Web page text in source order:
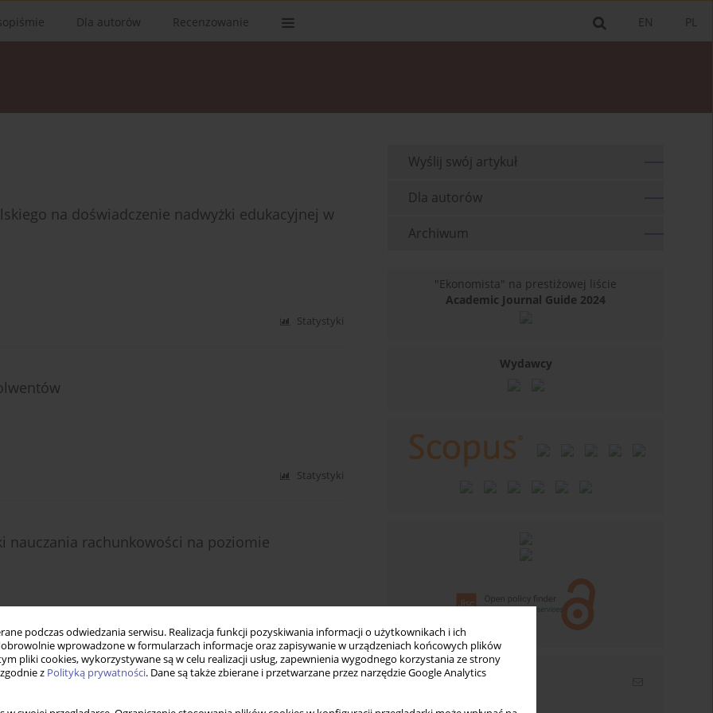
podczas odwiedzania serwisu. Realizacja funkcji pozyskiwania informacji o użytkownikach i ich
wprowadzone w formularzach informacje oraz zapisywanie w urządzeniach końcowych plików
pliki cookies, wykorzystywane są w celu realizacji usług, zapewnienia wygodnego korzystania ze strony
z Polityką prywatności. Dane są także zbierane i przetwarzane przez narzędzie Google Analytics
PL
EN
Dla autorów Recenzowanie
na doświadczenie nadwyżki edukacyjnej w
Statystyki
Statystyki
nauczania rachunkowości na poziomie
Statystyki
Wyślij swój artykuł
Dla autorów
Archiwum
"Ekonomista" na prestiżowej liście
Academic Journal Guide 2024
Wydawcy
Newsletter